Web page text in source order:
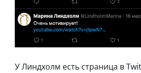
У Линдхолм есть страница в